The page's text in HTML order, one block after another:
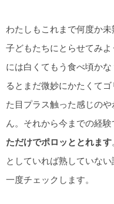
わたしもこれまで何度か未
子どもたちにとらせてみ
には白くてもう食べ頃か
るとまだ微妙にかたくて
た目プラス触った感じの
ん。それから今までの経験
ただけでポロッととれます
としていれば熟していな
一度チェックします。